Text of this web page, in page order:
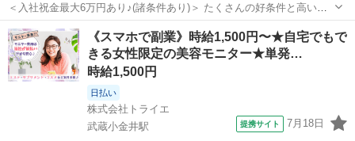
＜入社祝金最大6万円あり♪(諸条件あり)＞ たくさんの好条件と高い日
給（当務一回で18,720円）で安定して働くことが出来ます。 若い方も
シニア層の方も男女問わず活躍していますので、お気軽にご応募くだ
さい！ 【商業...
東京 小金井市 武蔵小金井駅 警備員 スタッフ
《スマホで副業》時給1,500円〜★自宅でもで
きる女性限定の美容モニター★単発…
時給1,500円
日払い
株式会社トライエ
武蔵小金井駅
提携サイト 7月18日